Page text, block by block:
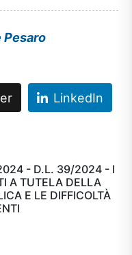
Pesaro
LinkedIn
- D.L. 39/2024 - I
A TUTELA DELLA
E LE DIFFICOLTÀ